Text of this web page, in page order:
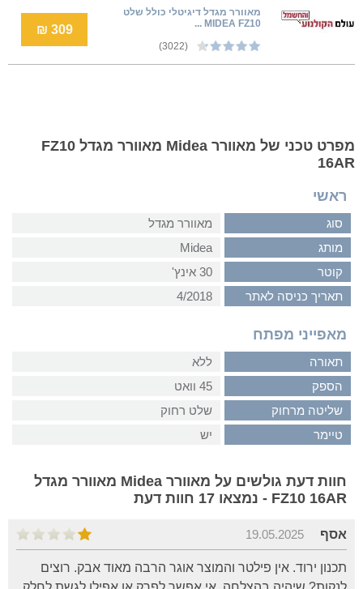
מאוורר מגדל דיגיטלי כולל שלט
MIDEA FZ10 ...
(3022)
309 ₪
מפרט טכני של מאוורר Midea מאוורר מגדל FZ10
16AR
ראשי
סוג
מאוורר מגדל
מותג
Midea
קוטר
30 אינץ'
תאריך כניסה לאתר
4/2018
מאפייני מפתח
תאורה
ללא
הספק
45 וואט
שליטה מרחוק
שלט רחוק
טיימר
יש
חוות דעת גולשים על מאוורר Midea מאוורר מגדל
FZ10 16AR - נמצאו 17 חוות דעת
אסף 19.05.2025
תכנון ירוד. אין פילטר והמוצר אוגר הרבה מאוד אבק. רוצים